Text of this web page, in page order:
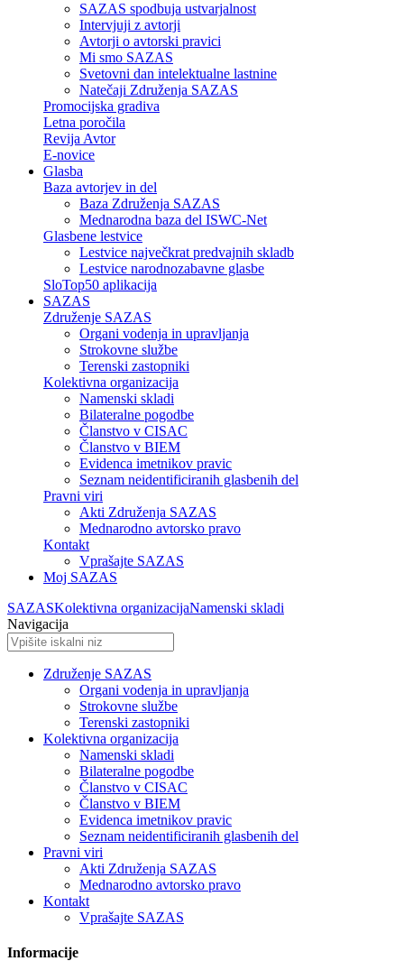
SAZAS spodbuja ustvarjalnost
Intervjuji z avtorji
Avtorji o avtorski pravici
Mi smo SAZAS
Svetovni dan intelektualne lastnine
Natečaji Združenja SAZAS
Promocijska gradiva
Letna poročila
Revija Avtor
E-novice
Glasba
Baza avtorjev in del
Baza Združenja SAZAS
Mednarodna baza del ISWC-Net
Glasbene lestvice
Lestvice največkrat predvajnih skladb
Lestvice narodnozabavne glasbe
SloTop50 aplikacija
SAZAS
Združenje SAZAS
Organi vodenja in upravljanja
Strokovne službe
Terenski zastopniki
Kolektivna organizacija
Namenski skladi
Bilateralne pogodbe
Članstvo v CISAC
Članstvo v BIEM
Evidenca imetnikov pravic
Seznam neidentificiranih glasbenih del
Pravni viri
Akti Združenja SAZAS
Mednarodno avtorsko pravo
Kontakt
Vprašajte SAZAS
Moj SAZAS
SAZASKolektivna organizacijaNamenski skladi
Navigacija
Združenje SAZAS
Organi vodenja in upravljanja
Strokovne službe
Terenski zastopniki
Kolektivna organizacija
Namenski skladi
Bilateralne pogodbe
Članstvo v CISAC
Članstvo v BIEM
Evidenca imetnikov pravic
Seznam neidentificiranih glasbenih del
Pravni viri
Akti Združenja SAZAS
Mednarodno avtorsko pravo
Kontakt
Vprašajte SAZAS
Informacije